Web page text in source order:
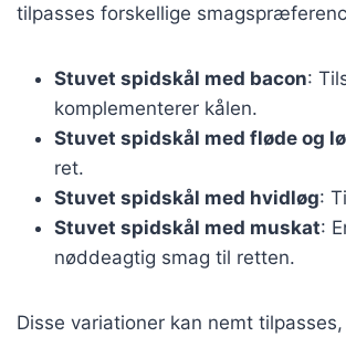
tilpasses forskellige
Stuvet spidskål med bacon:
komplementerer kålen.
Stuvet spidskål med fløde og
ret.
Stuvet spidskål med hvidløg:
Stuvet spidskål med muskat:
nøddeagtig smag til retten.
Disse variationer kan nemt